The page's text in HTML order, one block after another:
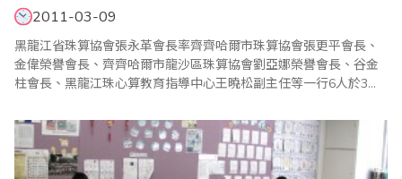
2011-03-09
黑龍江省珠算協會張永革會長率齊齊哈爾市珠算協會張更平會長、
金偉榮譽會長、齊齊哈爾市龍沙區珠算協會劉亞娜榮譽會長、谷金
柱會長、黑龍江珠心算教育指導中心王曉松副主任等一行6人於3月9
融洽。 葉宗義副理事長在致詞中除介紹台灣目前珠算發展現況外，
也強調學習珠心算有啟迪兒童智慧的功能，珠算也是減緩高齡人口
失智、增強腦力的最佳學習工具..